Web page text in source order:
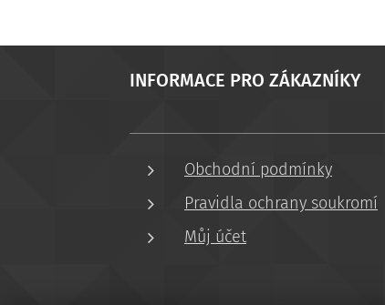
INFORMACE PRO ZÁKAZNÍKY
Obchodní podmínky
Pravidla ochrany soukromí
Můj účet